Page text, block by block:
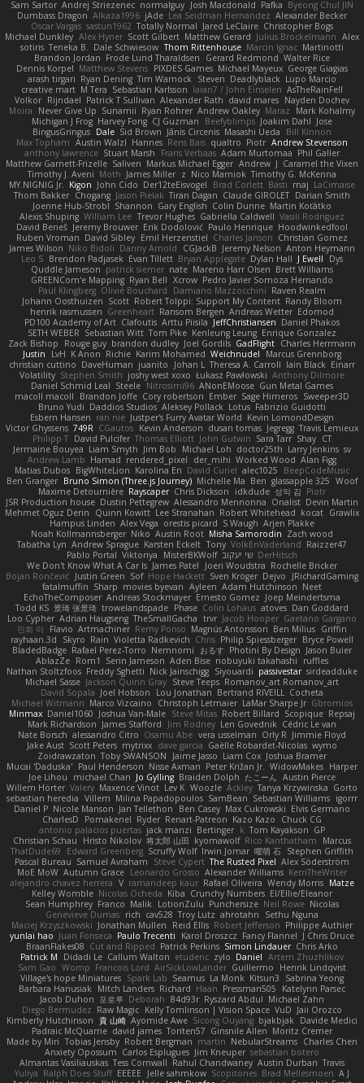
Sam Sartor Andrej Striezenec normalguy Josh Macdonald Pafka Byeong Chul JIN
Dumbass Dragon Alkaza1996 jAde Lea Seidman Hernandez Alexander Becker
Oscar Vargas sastun1962 Totally Normal Jared LeClaire Christopher Bogs
Michael Dunkley Alex Hyner Scott Gilbert Matthew Gerard Julius Brockelmann Alex
sotiris Teneka B. Dale Schwiesow Thom Rittenhouse Marcin Ignac Martinotti
Brandon Jordan Frode Lund Tharaldsen Gerard Redmond Walter Rice
Dennis Korpel Matthew Stevens PIXDES Games Michael Mayeux George Giagias
arash tirgari Ryan Dening Tim Warnock Steven Deadlyblack Lupo Marcio
creative mart M Tera Sebastian Karlsson Iaian7 / John Einselen AsTheRainFell
Volkor Rijndael Patrick T Sullivan Alexander Rath david mares Nayden Dochev
Moira
Never Give Up Sunamii Ryan Rohrer Andrew Oakley Maraz
Mark Kohalmy
Michigan J Frog Harvey Fong CJ Guzman Beefyblimps Joakim Dahl Jose
BingusGringus Dale Sid Brown Jānis Circenis Masashi Ueda
Bill Kinnon
Max Topham Austin Walzl Hannes Rens Bais qualtro Piotr Andrew Stevenson
anthony lawrence Stuart Marsh Frans Verbaas Adam Murtomaa Phil Galler
Matthew Garnett-Frizelle Saliven Markus Michael Egger Andrew J Caramel the Vixen
Timothy J. Aveni Moth James Miller z Nico Marniok Timothy G. McKenna
MY.NIGNIG Jr.
Kigon John Cido Der12teEisvogel Brad Corlett Basti maj LaCimaise
Thom Bakker Chogang Jason Pielak Tiran Dagan Claude GIROLET Darian Smith
Joenne Hub-Strobl Shannon Gary English Colin Dunne Martin Koťátko
Alexis Shuping William Lee Trevor Hughes Gabriella Caldwell Vasili Rodriguez
David Beneš Jeremy Brouwer Erik Dodolović Paulo Henrique Hoodwinkedfool
Ruben Vroman David Sibley Emil Herzenstiel Charles Janson Christian Gomez
James Wilson Niko Bidoli Danny Arnold CGJackB Jeremy Nelson Anton Heymann
Leo S Brendon Padjasek Evan Tillett Bryan Applegate Dylan Hall J Ewell
Dys
Quddle Jameson patrick siemer nate Mareno Harr Olsen Brett Williams
GREENCom'e Mapping Ryan Bell Xcrow Pedro Javier Somoza Hernando
Paul Klingberg Olivié Bouchard Damiano Mazzocchini Raven Realm
Johann Oosthuizen Scott Robert Tolppi: Support My Content Randy Bloom
henrik rasmussen Greenheart Ransom Bergen Andreas Wetter Edomod
PD100 Academy of Art Clafoutis Arttu Piisila JeffChristiansen Daniel Phakos
SETH WEBER Sebastian Witt Tom Pike Kenleung Leung Enrique Gonzalez
Zack Bishop
Rouge guy brandon dudley Joel Gordils GadFlight Charles Herrmann
Justin
LvH K Anon Richie Karim Mohamed Weichnudel
Marcus Grennborg
christian cuttino DaveHuman juanito Johan L Theresa A. Carroll Iain Black Einarr
Volatility Stephen Smith joshy west xoxo Łukasz Pawłowski Anthony Dilmore
Daniel Schmid Leal Steele Nitrosimi96 ANonEMoose Gun Metal Games
macoll macoll
Brandon Joffe Cory robertson Ember Sage Himeros Sweeper3D
Bruno Yudi Daddios Studios Aleksey Pollack Lotus Fabrizio Guidotti
Esbern Hansen ran nie Justper's Furry Avatar World Kevin LomondDesign
Victor Ghyssens 749R CGautos Kevin Anderson dusan tomas Jegregg Travis Lemieux
Philipp T David Pulcifer Thomas Elliott John Gutwin Sara Tarr Shay CT
Jermaine Bouyea Liam Smyth Jim Bob Michael Loh doctor25th Larry Jenkins sv
Andrew Lamb Hamad rendered_pixel der_mihi Worked Wood Alan Figg
Matias Dubos BigWhiteLion Karolina En David Curiel alec1025
BeepCodeMusic
Ben Granger Bruno Simon (Three.js Journey) Michelle Ma Ben glassapple 325 Woof
Maxime Detournière Rayscaper Chris Dickson idkdude 성익 김 Piotr
JSR Production house Dustin Pettegrew Alessandro Mennonna Onalist Devin Martin
Mehmet Oguz Derin
Quinn Kowitt Lee Stranahan Robert Whitehead kocat Grawlix
Hampus Linden Alex Vega orestis picard S Waugh Arjen Plakke
Noah Kollmannsberger Niko Austin Root Misha Samorodin Zach wood
Tabatha Lyn Andrew Sprague Karsten Eckelt Tony VolkEnVaderland Raizzer47
Pablo Portal Viktoriya MisterBKWolf שי יעקוב DerHitsch
We Don't Know What A Car Is James Patel Joeri Woudstra Rochelle Bricker
Bojan Rončević
Justin Green Sof Hope Hackett Sven Kröger Dejvo
JRichardGaming
fatalmuffin Sharp movies byevan Ayleen Adam Hutchinson Neet
EchoTheComposer Andreas Stockmayer Ernesto Gomez Joep Meindertsma
Todd KS 景琦 张景琦 trowelandspade Phase Colin Lohaus atoves Dan Goddard
Loo Cypher Adrian Haugseng TheSmallGacha trvr Jacob Hooper Gaetano Gargano
민희 이
Flavio Artmachiner Remy Ponso Magnús Antonsson Ben Milius Griffin
rayhaan.3d
Skyro Rain Violetta Radkevich Chris Philip Spiessberger Bryce Powell
BladedBadge Rafael Perez-Torro Nemnomi おるす Photini By Design Jason Buier
AblazZe Rom1 Serin Jameson Aden Bise nobuyuki takahashi
ruffles
Nathan Stoltzfoos Freddy Sghetti Nick Jainschigg Siyouardi passivestar sirdeadduke
Michael Sasse Jackson Quinn Gray Steve Teeps Romanov_art Romanov_art
David Sopala Joel Hobson Lou Jonathan Bertrand RIVEILL
Cocheta
Michael Witmann Marco Vizcaino Christoph Letmaier LaMar Sharpe Jr Gbromios
Minmax Daniel1060 Joshua Van-Male Steve Mitas Robert Billard Scopique Repsaj
Mark Richardson James Stafford Jim Rodney Len Govednik Cédric Le van
Nate Borsch alessandro Citro Osamu Abe vera usselman Orly R Jimmie Floyd
Jake Aust Scott Peters mytrixx dave garcia Gaëlle Robardet-Nicolas wymo
Zoidrawzaton Toby SWANSON Jaime Jasso Liam Cox Joshua Bramer
Mucai 'Daduska' Paul Henderson Nisse Axman Peter Križan Jr. WidowMakes Harper
Joe Lihou
michael Chan Jo Gylling Braiden Dolph たこーん
Austin Pierce
Willem Hörter Valery Maxence Vinot Lev K Woozle Ackley Tanya Krzywinska Gorto
sebastian heredia Villem Milina Papadopoulos SamBean Sebastian Williams igorrr
Daniel P Nicole Manson Jan Tellethon Ben Casey Max Cukrowski Elvis Germano
CharlesD
Pomakenel Ryder Renart-Patreon Kazo Kazo
Chuck CG
antonio palacios puertas jack manzi Bertinger k Tom Kayakson GP
Christian Schau
Hristo Nikolov 将太郎 山田 kyomawolf Rico Kanthatham
Marcus
ThatDude69
Edward Greenberg Scruffy Wolf Irwin Jomar 曜萌 石 Stephen Griffith
Pascal Bureau Samuel Avraham Steve Cypert The Rusted Pixel Alex Söderström
MoE MoW Autumn Grace Leonardo Grosso Alexander Williams KerriTheWriter
alejandro chavez herrera V ramandeep kaur Rafael Oliveira Wendy Morris Matze
Kelley Womble Nicolas Ocheda Kiba Crunchy Numbers El/Ellie/Eleanor
Sean Humphrey Franco Malik LotionZulu Punchersize Neil Rowe Nicolas
Genevieve Dumas rich cav528 Troy Lutz ahrotahn
Sethu Nguna
Maciej Krzyszkowski Jonathan Mullen Reid Ellis Robert Jefferson Philippe Authier
yunlai hao Juan Fonseca Paulo Trecenti Karol Droszcz Fancy Flannel J Chris Druce
BraanFlakes08 Cut and Ripped Patrick Perkins Simon Lindauer Chris Arko
Patrick M
Didadi Le Callum Walton etudenc zylo Daniel Artem Zhuzhlikov
Sam Gao Womp Francois Lord AirSickLowLander Guillermo
Henrik Lindqvist
Village's hope Miniatures Spark Lab Seamus La Monk Kitsun3
Sabrina Yeong
Barbara Hanusiak
Mitch Landers Richard Haan Pressman505
Katelynn Parsec
Jacob Duhon 포로루 Deborah 84d93r Ryszard Abdul Michael Zahn
Diego Bermudez Raw Magic Kelly Tomlinson | Vision Space VuD Jaii Orozco
Kimberly Hutchinson 貴 山崎 Ayomide Awe Sicong Ouyang bjakbjak
Davide Medici
Padraic McQuarrie david james Toriten57 Ginsnile Allen Moritz Cremer
Made by Miri Tobias Jensby Robert Bergman martin NebularStreams Charles Chen
Anxiety Opossum Carlos Esplugues Jim Kneuper sebastian botero
Almantas Vasiliauskas Tess Cornwall Rahul Chandwaney Austin Durban Travis
Yuliya Ralph Does Stuff EEEEE Jelle sahmkow Scopitones Brad Mellesmoen A J